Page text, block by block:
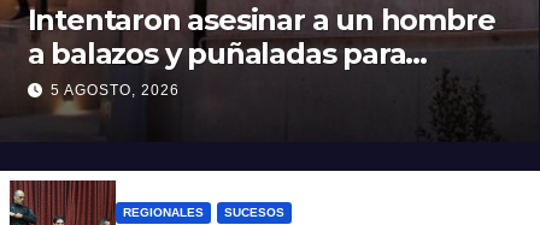
Intentaron asesinar a un hombre
a balazos y puñaladas para
robarle su moto en barrio Santa
Rosa de Lima
5 AGOSTO, 2026
REGIONALES SUCESOS